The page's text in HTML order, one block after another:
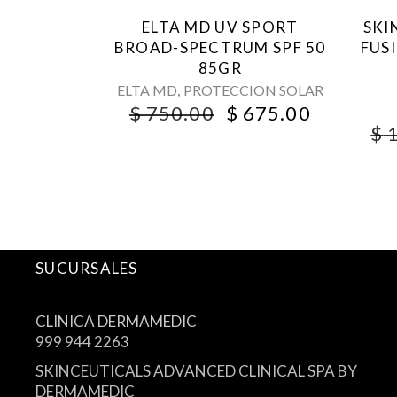
ELTA MD UV SPORT
BROAD-SPECTRUM SPF 50
85GR
ELTA MD, PROTECCION SOLAR
$750.00 ORIGINAL
PRICE
$ 675.00
$
SUCURSALES
CLINICA DERMAMEDIC
999 944 2263
SKINCEUTICALS ADVANCED CLINICAL SPA BY
DERMAMEDIC